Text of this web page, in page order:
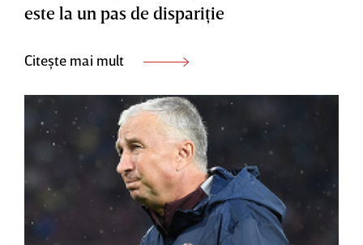
este la un pas de dispariţie
Citește mai mult